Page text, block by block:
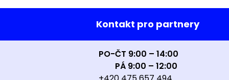
Kontakt pro partnery
PO-ČT 9:00 – 14:00
PÁ 9:00 – 12:00